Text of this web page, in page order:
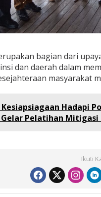
bagian dari
dan daerah dalam
masyarakat
Hadapi
Pelatihan Mitigasi
Ikuti